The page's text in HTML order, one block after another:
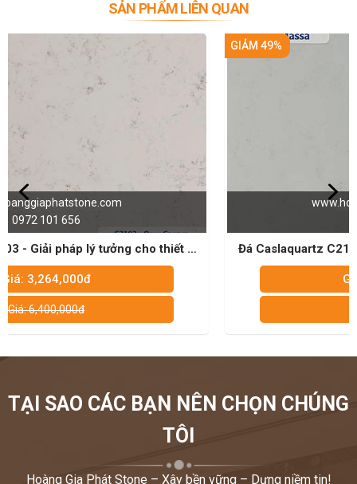
SẢN PHẨM LIÊN QUAN
www.hoanggiaphatstone.com
GIẢM 49%
Đá Caslaquartz C2104 - Chất liệu lý tưởng cho không
gian sống hiện đại
TẠI SAO CÁC BẠN NÊN CHỌN CHÚNG
TÔI
Hoàng Gia Phát Stone – Xây bền vững – Dựng niềm tin!